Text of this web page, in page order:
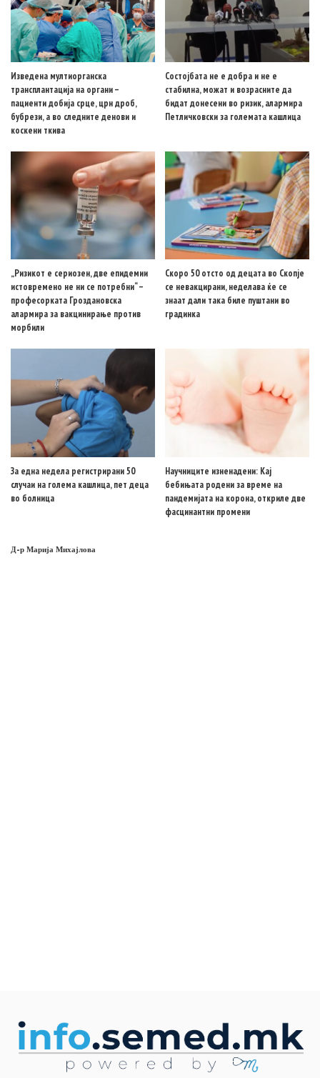
Изведена мултиорганска
трансплантација на органи –
пациенти добија срце, црн дроб,
бубрези, а во следните денови и
коскени ткива
Состојбата не е добра и не е
стабилна, можат и возрасните да
бидат донесени во ризик, алармира
Петличковски за големата кашлица
„Ризикот е сериозен, две епидемии
истовремено не ни се потребни“ –
професорката Гроздановска
алармира за вакцинирање против
морбили
Скоро 50 отсто од децата во Скопје
се невакцирани, неделава ќе се
знаат дали така биле пуштани во
градинка
За една недела регистрирани 50
случаи на голема кашлица, пет деца
во болница
Научниците изненадени: Кај
бебињата родени за време на
пандемијата на корона, откриле две
фасцинантни промени
Д-р Марија Михајлова